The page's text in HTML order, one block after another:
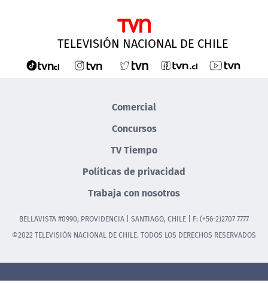
TELEVISIÓN NACIONAL DE CHILE
Comercial
Concursos
TV Tiempo
Políticas de privacidad
Trabaja con nosotros
BELLAVISTA #0990, PROVIDENCIA | SANTIAGO, CHILE | F: (+56-2)2707 7777
©2022 TELEVISIÓN NACIONAL DE CHILE. TODOS LOS DERECHOS RESERVADOS